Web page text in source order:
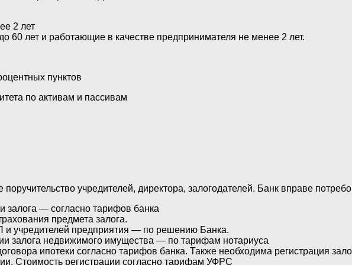
2 лет
60 лет и работающие в качестве предпринимателя не менее 2 лет.
пунктов
по активам и пассивам
учредителей, директора, залогодателей. Банк вправе
залога — согласно тарифов банка
предмета залога.
и учредителей предприятия — по решению Банка.
залога недвижимого имущества — по тарифам нотариуса
ипотеки согласно тарифов банка. Также необходима регистрация
Стоимость регистрации согласно тарифам УФРС